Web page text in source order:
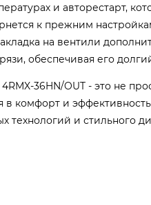
и авторестарт,
к прежним
на вентили
обеспечивая его
36HN/OUT - это не
в комфорт и
технологий и стильного